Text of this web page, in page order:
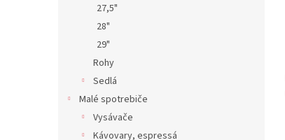
27,5"
28"
29"
Rohy
Sedlá
Malé spotrebiče
Vysávače
Kávovary, espressá